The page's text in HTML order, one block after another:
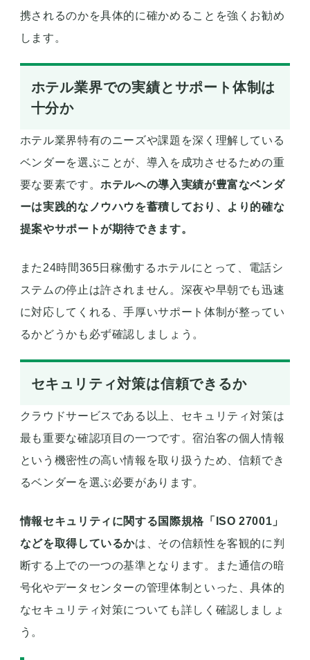
携されるのかを具体的に確かめることを強くお勧め
します。
ホテル業界での実績とサポート体制は
十分か
ホテル業界特有のニーズや課題を深く理解している
ベンダーを選ぶことが、導入を成功させるための重
要な要素です。ホテルへの導入実績が豊富なベンダ
ーは実践的なノウハウを蓄積しており、より的確な
提案やサポートが期待できます。
また24時間365日稼働するホテルにとって、電話シ
ステムの停止は許されません。深夜や早朝でも迅速
に対応してくれる、手厚いサポート体制が整ってい
るかどうかも必ず確認しましょう。
セキュリティ対策は信頼できるか
クラウドサービスである以上、セキュリティ対策は
最も重要な確認項目の一つです。宿泊客の個人情報
という機密性の高い情報を取り扱うため、信頼でき
るベンダーを選ぶ必要があります。
情報セキュリティに関する国際規格「ISO 27001」
などを取得しているかは、その信頼性を客観的に判
断する上での一つの基準となります。また通信の暗
号化やデータセンターの管理体制といった、具体的
なセキュリティ対策についても詳しく確認しましょ
う。